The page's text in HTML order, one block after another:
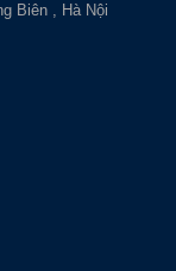
Biên , Hà Nội